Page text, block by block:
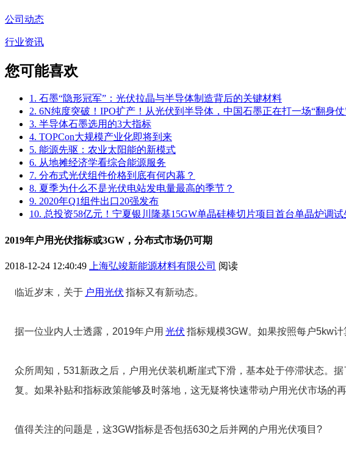
公司动态
行业资讯
您可能喜欢
1. 石墨“隐形冠军”：光伏拉晶与半导体制造背后的关键材料
2. 6N纯度突破！IPO扩产！从光伏到半导体，中国石墨正在打一场“翻身仗
3. 半导体石墨选用的3大指标
4. TOPCon大规模产业化即将到来
5. 能源先驱：农业太阳能的新模式
6. 从地摊经济学看综合能源服务
7. 分布式光伏组件价格到底有何内幕？
8. 夏季为什么不是光伏电站发电量最高的季节？
9. 2020年Q1组件出口20强发布
10. 总投资58亿元！宁夏银川隆基15GW单晶硅棒切片项目首台单晶炉调试
2019年户用光伏指标或3GW，分布式市场仍可期
2018-12-24 12:40:49 上海弘竣新能源材料有限公司 阅读
临近岁末，关于 户用光伏 指标又有新动态。
据一位业内人士透露，2019年户用 光伏 指标规模3GW。如果按照每户5kw
众所周知，531新政之后，户用光伏装机断崖式下滑，基本处于停滞状态。
复。如果补贴和指标政策能够及时落地，这无疑将快速带动户用光伏市场的
值得关注的问题是，这3GW指标是否包括630之后并网的户用光伏项目?